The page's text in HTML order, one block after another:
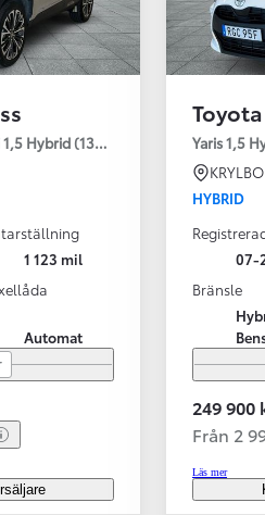
Hybrid (130HK) Style V-hjul
1 123 mil
Automat
Yaris 1,5
KRYLBO
HYBRID
07-
Bränsle
249 900
Från 2
Läs mer